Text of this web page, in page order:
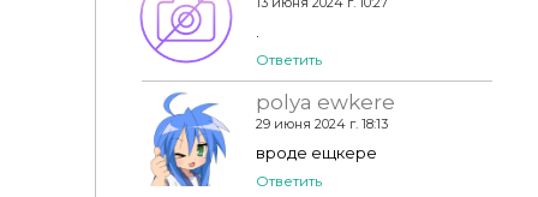
.
Ответить
polya ewkere
29 июня 2024 г. 18:13
вроде ещкере
Ответить